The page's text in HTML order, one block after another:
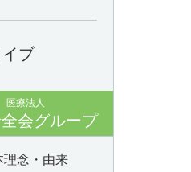
ブ
医療法人
会グループ
理念・由来